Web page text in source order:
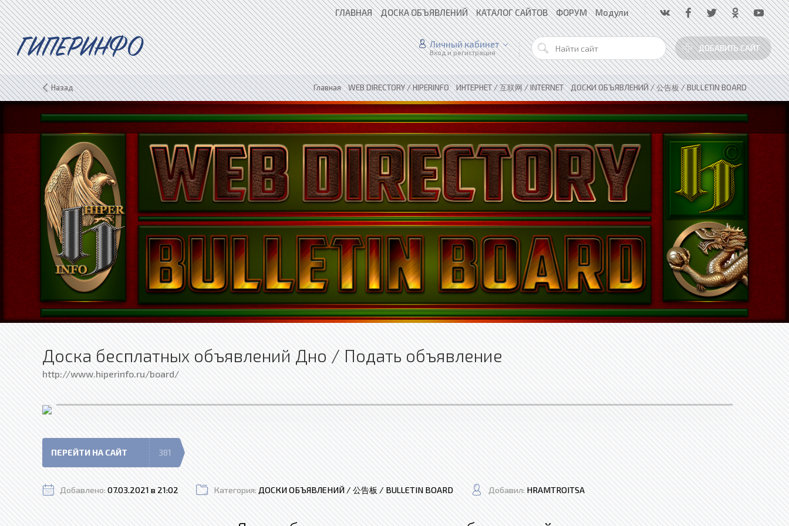
ГЛАВНАЯ ДОСКА ОБЪЯВЛЕНИЙ КАТАЛОГ САЙТОВ ФОРУМ Модули
ГИПЕРИНФО ДОБАВИТЬ САЙТ
Личный кабинет
Вход и регистрация
Назад Главная»WEB DIRECTORY / HIPERINFO»ИНТЕРНЕТ / 互联网 / INTERNET»ДОСКИ ОБЪЯВЛЕНИЙ / 公告板 / BULLETIN BOARD
Доска бесплатных объявлений Дно / Подать объявление
http://www.hiperinfo.ru/board/
ПЕРЕЙТИ НА САЙТ 381
Добавлено:07.03.2021 в 21:02 Категория:ДОСКИ ОБЪЯВЛЕНИЙ / 公告板 / BULLETIN BOARD Добавил:HRAMTROITSA